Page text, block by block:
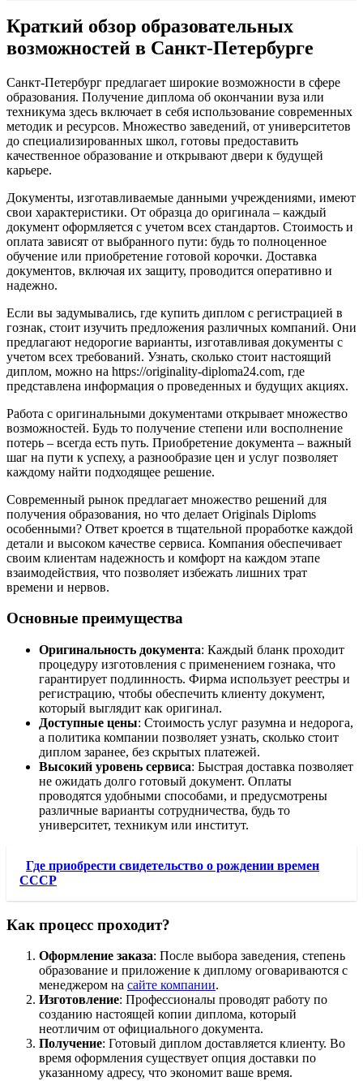
Краткий обзор образовательных
возможностей в Санкт-Петербурге
Санкт-Петербург предлагает широкие возможности в сфере
образования. Получение диплома об окончании вуза или
техникума здесь включает в себя использование современных
методик и ресурсов. Множество заведений, от университетов
до специализированных школ, готовы предоставить
качественное образование и открывают двери к будущей
карьере.
Документы, изготавливаемые данными учреждениями, имеют
свои характеристики. От образца до оригинала – каждый
документ оформляется с учетом всех стандартов. Стоимость и
оплата зависят от выбранного пути: будь то полноценное
обучение или приобретение готовой корочки. Доставка
документов, включая их защиту, проводится оперативно и
надежно.
Если вы задумывались, где купить диплом с регистрацией в
гознак, стоит изучить предложения различных компаний. Они
предлагают недорогие варианты, изготавливая документы с
учетом всех требований. Узнать, сколько стоит настоящий
диплом, можно на https://originality-diploma24.com, где
представлена информация о проведенных и будущих акциях.
Работа с оригинальными документами открывает множество
возможностей. Будь то получение степени или восполнение
потерь – всегда есть путь. Приобретение документа – важный
шаг на пути к успеху, а разнообразие цен и услуг позволяет
каждому найти подходящее решение.
Современный рынок предлагает множество решений для
получения образования, но что делает Originals Diploms
особенными? Ответ кроется в тщательной проработке каждой
детали и высоком качестве сервиса. Компания обеспечивает
своим клиентам надежность и комфорт на каждом этапе
взаимодействия, что позволяет избежать лишних трат
времени и нервов.
Основные преимущества
Оригинальность документа: Каждый бланк проходит
процедуру изготовления с применением гознака, что
гарантирует подлинность. Фирма использует реестры и
регистрацию, чтобы обеспечить клиенту документ,
который выглядит как оригинал.
Доступные цены: Стоимость услуг разумна и недорога,
а политика компании позволяет узнать, сколько стоит
диплом заранее, без скрытых платежей.
Высокий уровень сервиса: Быстрая доставка позволяет
не ожидать долго готовый документ. Оплаты
проводятся удобными способами, и предусмотрены
различные варианты сотрудничества, будь то
университет, техникум или институт.
Где приобрести свидетельство о рождении времен
СССР
Как процесс проходит?
Оформление заказа: После выбора заведения, степень
образование и приложение к диплому оговариваются с
менеджером на сайте компании.
Изготовление: Профессионалы проводят работу по
созданию настоящей копии диплома, который
неотличим от официального документа.
Получение: Готовый диплом доставляется клиенту. Во
время оформления существует опция доставки по
указанному адресу, что экономит ваше время.